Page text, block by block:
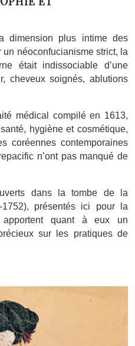
dimension plus intime des
néoconfucianisme strict, la
était indissociable d’une
cheveux soignés, ablutions
médical compilé en 1613,
hygiène et cosmétique,
coréennes contemporaines
n’ont pas manqué de
dans la tombe de la
1752), présentés ici pour la
quant à eux un
sur les pratiques de